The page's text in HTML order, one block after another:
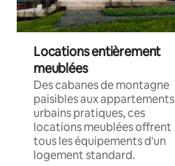
Locations entièrement
meublées
Des cabanes de montagne
paisibles aux appartements
urbains pratiques, ces
locations meublées offrent
tous les équipements d'un
logement standard.